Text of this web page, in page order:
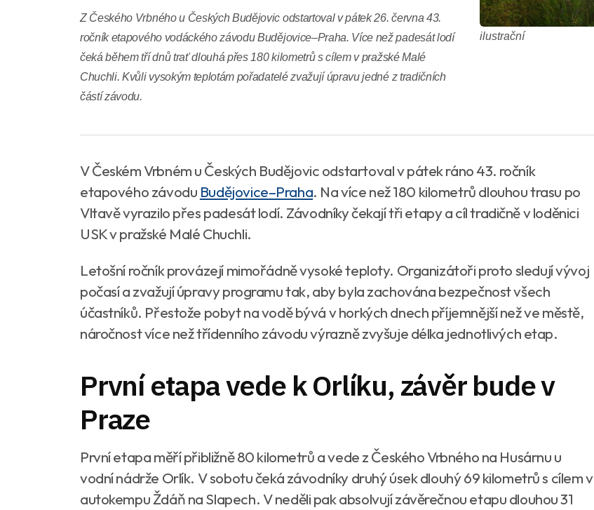
Z Českého Vrbného u Českých Budějovic odstartoval v pátek 26. června 43.
ročník etapového vodáckého závodu Budějovice–Praha. Více než padesát lodí
čeká během tří dnů trať dlouhá přes 180 kilometrů s cílem v pražské Malé
Chuchli. Kvůli vysokým teplotám pořadatelé zvažují úpravu jedné z tradičních
částí závodu.
ilustrační
V Českém Vrbném u Českých Budějovic odstartoval v pátek ráno 43. ročník
etapového závodu Budějovice–Praha. Na více než 180 kilometrů dlouhou trasu po
Vltavě vyrazilo přes padesát lodí. Závodníky čekají tři etapy a cíl tradičně v loděnici
USK v pražské Malé Chuchli.
Letošní ročník provázejí mimořádně vysoké teploty. Organizátoři proto sledují vývoj
počasí a zvažují úpravy programu tak, aby byla zachována bezpečnost všech
účastníků. Přestože pobyt na vodě bývá v horkých dnech příjemnější než ve městě,
náročnost více než třídenního závodu výrazně zvyšuje délka jednotlivých etap.
První etapa vede k Orlíku, závěr bude v
Praze
První etapa měří přibližně 80 kilometrů a vede z Českého Vrbného na Husárnu u
vodní nádrže Orlík. V sobotu čeká závodníky druhý úsek dlouhý 69 kilometrů s cílem v
autokempu Ždáň na Slapech. V neděli pak absolvují závěrečnou etapu dlouhou 31